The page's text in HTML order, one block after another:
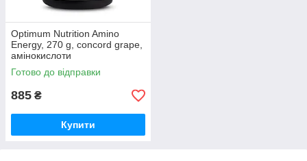
Optimum Nutrition Amino
Energy, 270 g, concord grape,
амінокислоти
Готово до відправки
885 ₴
Купити